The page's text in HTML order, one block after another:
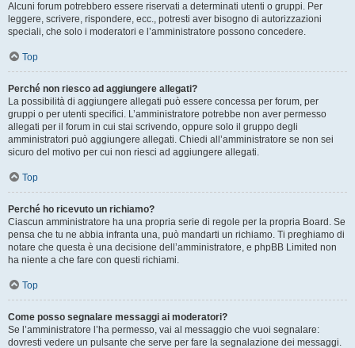
Alcuni forum potrebbero essere riservati a determinati utenti o gruppi. Per
leggere, scrivere, rispondere, ecc., potresti aver bisogno di autorizzazioni
speciali, che solo i moderatori e l’amministratore possono concedere.
Top
Perché non riesco ad aggiungere allegati?
La possibilità di aggiungere allegati può essere concessa per forum, per
gruppi o per utenti specifici. L’amministratore potrebbe non aver permesso
allegati per il forum in cui stai scrivendo, oppure solo il gruppo degli
amministratori può aggiungere allegati. Chiedi all’amministratore se non sei
sicuro del motivo per cui non riesci ad aggiungere allegati.
Top
Perché ho ricevuto un richiamo?
Ciascun amministratore ha una propria serie di regole per la propria Board. Se
pensa che tu ne abbia infranta una, può mandarti un richiamo. Ti preghiamo di
notare che questa è una decisione dell’amministratore, e phpBB Limited non
ha niente a che fare con questi richiami.
Top
Come posso segnalare messaggi ai moderatori?
Se l’amministratore l’ha permesso, vai al messaggio che vuoi segnalare:
dovresti vedere un pulsante che serve per fare la segnalazione dei messaggi.